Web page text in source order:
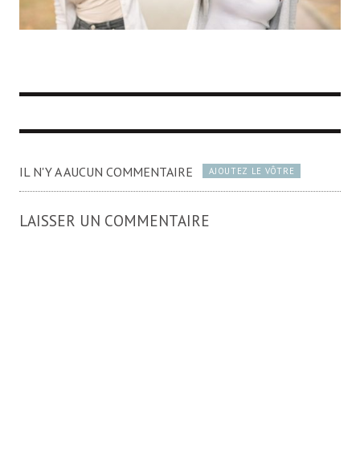
IL N'Y A AUCUN COMMENTAIRE AJOUTEZ LE VÔTRE
LAISSER UN COMMENTAIRE